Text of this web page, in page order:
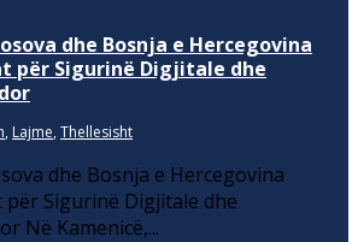
dhe Bosnja e Hercegovina
për Sigurinë Digjitale dhe
, Lajme, Thellesisht
dhe Bosnja e Hercegovina
për Sigurinë Digjitale dhe
Në Kamenicë,...